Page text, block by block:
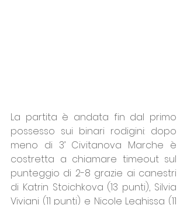
La partita è andata fin dal primo
possesso sui binari rodigini: dopo
meno di 3’ Civitanova Marche è
costretta a chiamare timeout sul
punteggio di 2-8 grazie ai canestri
di Katrin Stoichkova (13 punti), Silvia
Viviani (11 punti) e Nicole Leghissa (11